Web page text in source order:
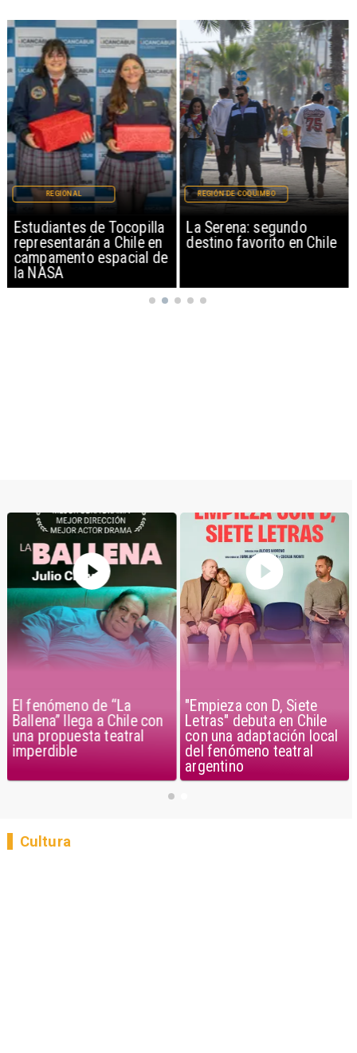
Estudiantes de Tocopilla
representarán a Chile en
campamento espacial de
la NASA
REGIONAL
La Serena: segundo
destino favorito en Chile
REGIÓN DE COQUIMBO
El fenómeno de “La
Ballena” llega a Chile con
una propuesta teatral
imperdible
"Empieza con D, Siete
Letras" debuta en Chile
con una adaptación local
del fenómeno teatral
argentino
Cultura